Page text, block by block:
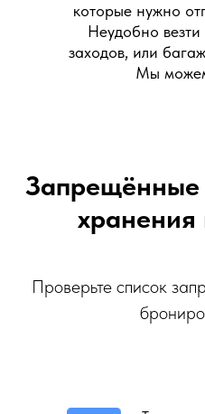
которые нужно
Неудобно везти
заходов, или
Мы
Запрещённые
хранения
Проверьте список